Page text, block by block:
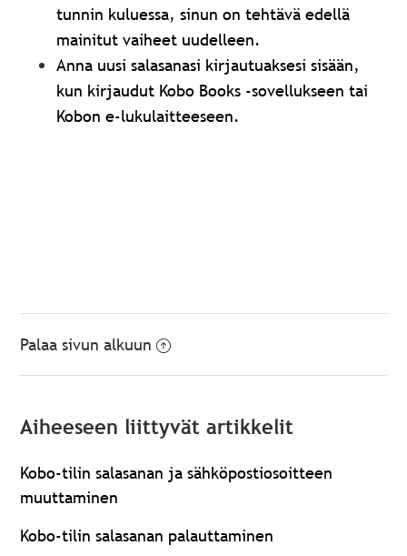
tunnin kuluessa, sinun on tehtävä edellä
mainitut vaiheet uudelleen.
Anna uusi salasanasi kirjautuaksesi sisään,
kun kirjaudut Kobo Books -sovellukseen tai
Kobon e-lukulaitteeseen.
Palaa sivun alkuun
Aiheeseen liittyvät artikkelit
Kobo-tilin salasanan ja sähköpostiosoitteen
muuttaminen
Kobo-tilin salasanan palauttaminen